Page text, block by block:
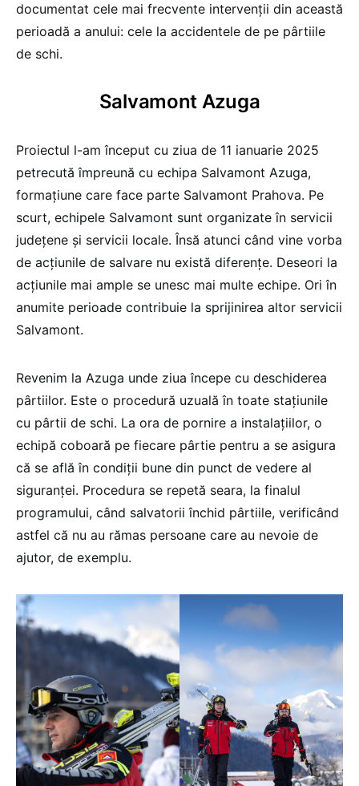
documentat cele mai frecvente intervenții din această
perioadă a anului: cele la accidentele de pe pârtiile
de schi.
Salvamont Azuga
Proiectul l-am început cu ziua de 11 ianuarie 2025
petrecută împreună cu echipa Salvamont Azuga,
formațiune care face parte Salvamont Prahova. Pe
scurt, echipele Salvamont sunt organizate în servicii
județene și servicii locale. Însă atunci când vine vorba
de acțiunile de salvare nu există diferențe. Deseori la
acțiunile mai ample se unesc mai multe echipe. Ori în
anumite perioade contribuie la sprijinirea altor servicii
Salvamont.
Revenim la Azuga unde ziua începe cu deschiderea
pârtiilor. Este o procedură uzuală în toate stațiunile
cu pârtii de schi. La ora de pornire a instalațiilor, o
echipă coboară pe fiecare pârtie pentru a se asigura
că se află în condiții bune din punct de vedere al
siguranței. Procedura se repetă seara, la finalul
programului, când salvatorii închid pârtiile, verificând
astfel că nu au rămas persoane care au nevoie de
ajutor, de exemplu.